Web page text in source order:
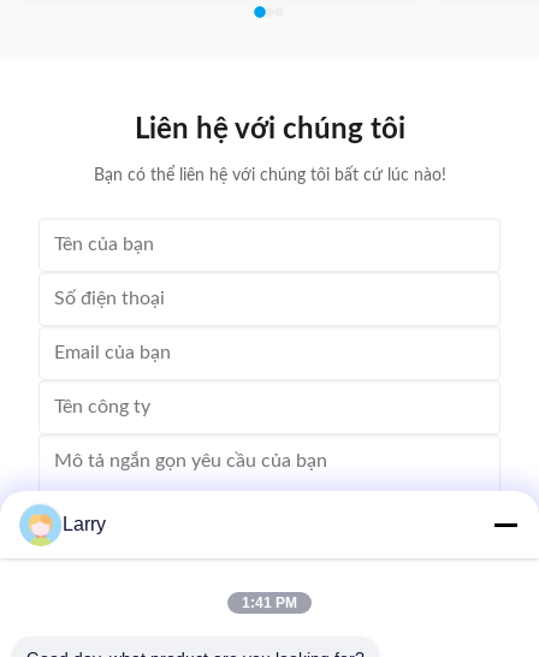
companies,such as
Number: IC-4 Certification: CE/SGS/BV/ISO9001
Liên hệ với chúng tôi
Bạn có thể liên hệ với chúng tôi bất cứ lúc nào!
Gửi
Larry
1:41 PM